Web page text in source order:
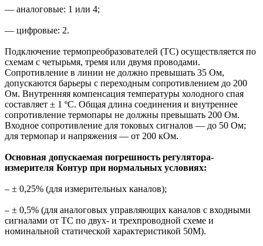
— аналоговые: 1 или 4;
— цифровые: 2.
Подключение термопреобразователей (ТС) осуществляется по
схемам с четырьмя, тремя или двумя проводами.
Сопротивление в линии не должно превышать 35 Ом,
допускаются барьеры с переходным сопротивлением до 200
Ом. Внутренняя компенсация температуры холодного спая
составляет ± 1 ºС. Общая длина соединения и внутреннее
сопротивление термопары не должны превышать 200 Ом.
Входное сопротивление для токовых сигналов — до 50 Ом;
для термопар и напряжения — от 200 кОм.
Основная допускаемая погрешность регулятора-
измерителя Контур при нормальных условиях:
– ± 0,25% (для измерительных каналов);
– ± 0,5% (для аналоговых управляющих каналов с входными
сигналами от ТС по двух- и трехпроводной схеме и
номинальной статической характеристикой 50М).